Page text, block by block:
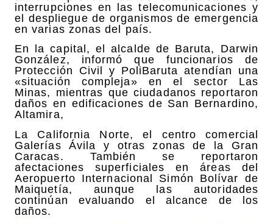
interrupciones en las telecomunicaciones y
el despliegue de organismos de emergencia
en varias zonas del país.
En la capital, el alcalde de Baruta, Darwin
González, informó que funcionarios de
Protección Civil y PoliBaruta atendían una
«situación compleja» en el sector Las
Minas, mientras que ciudadanos reportaron
daños en edificaciones de San Bernardino,
Altamira,
La California Norte, el centro comercial
Galerías Ávila y otras zonas de la Gran
Caracas. También se reportaron
afectaciones superficiales en áreas del
Aeropuerto Internacional Simón Bolívar de
Maiquetía, aunque las autoridades
continúan evaluando el alcance de los
daños.